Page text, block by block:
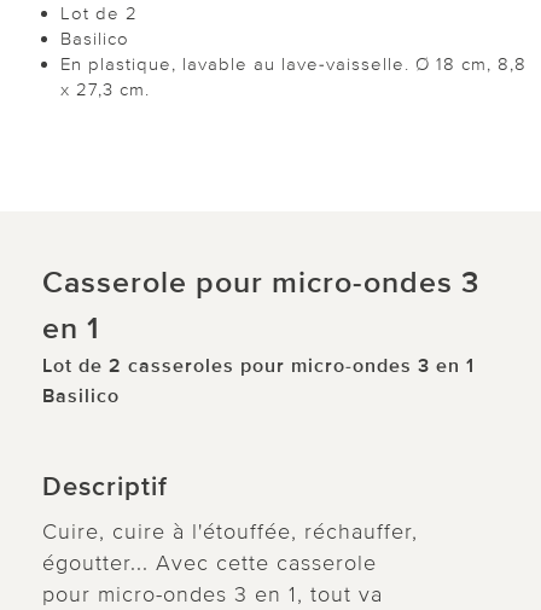
Lot de 2
Basilico
En plastique, lavable au lave-vaisselle. Ø 18 cm, 8,8
x 27,3 cm.
Casserole pour micro-ondes 3
en 1
Lot de 2 casseroles pour micro-ondes 3 en 1
Basilico
Descriptif
Cuire, cuire à l'étouffée, réchauffer,
égoutter... Avec cette casserole
pour micro-ondes 3 en 1, tout va